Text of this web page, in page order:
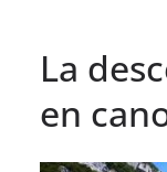
La
en